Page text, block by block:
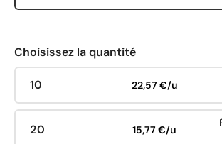
Choisissez la quantité
10 22,57 €/u
20 15,77 €/u